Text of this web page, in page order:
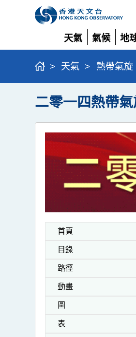
天氣
展
開
氣候
展
開
地
展
開
> 天氣 > 熱帶氣旋
二零一四熱帶
首頁
目錄
路徑
動畫
圖
表